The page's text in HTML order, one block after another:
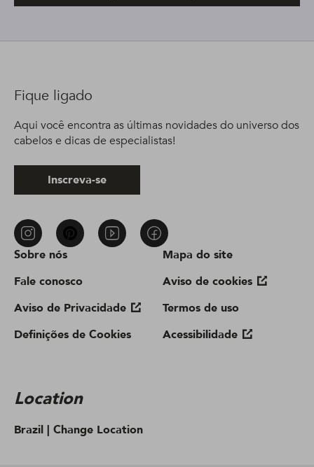
Sobre nós
Fale conosco
Aviso de Privacidade
Definições de Cookies
Mapa do site
Aviso de cookies
Termos de uso
Acessibilidade
Location
Brazil | Change Location
Fique ligado
Aqui você encontra as últimas novidades do universo dos
cabelos e dicas de especialistas!
Inscreva-se